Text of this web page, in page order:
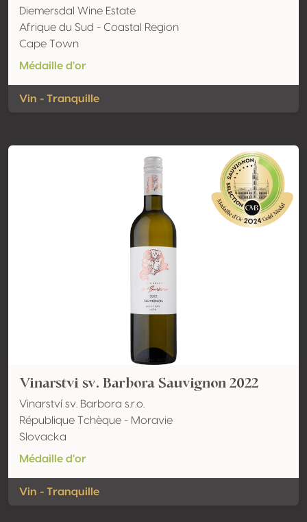
Diemersdal Wine Estate
Afrique du Sud - Coastal Region
Cape Town
Médaille d'or
Vin - Tranquille
Vinarstvi sv. Barbora Sauvignon 2022
Vinarství sv. Barbora s.r.o.
République Tchèque - Moravie
Slovacka
Médaille d'or
Vin - Tranquille